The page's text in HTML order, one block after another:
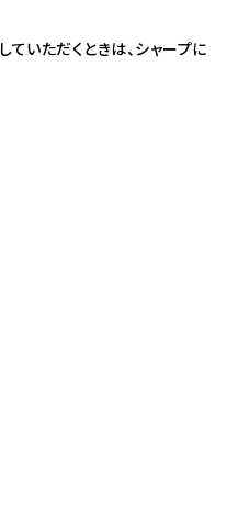
ていただくときは、シャープに